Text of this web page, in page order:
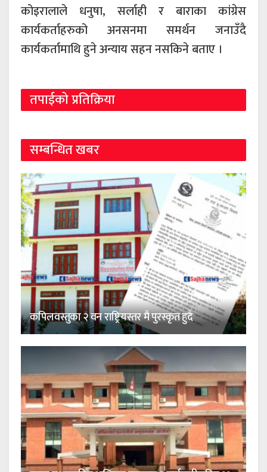
कोइरालाले धनुषा, सर्लाही र बाराका कांग्रेस
कार्यकर्ताहरुको अनसनमा समर्थन जनाउँदै
कार्यकर्तामाथि हुने अन्याय सहन नसकिने बताए ।
तपाईको प्रतिक्रिया
सम्बन्धित खबर
कपिलवस्तुका २ वन राष्ट्रियस्तर मै पुरस्कृत हुदै